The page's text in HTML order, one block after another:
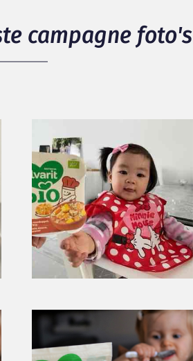
campagne foto's